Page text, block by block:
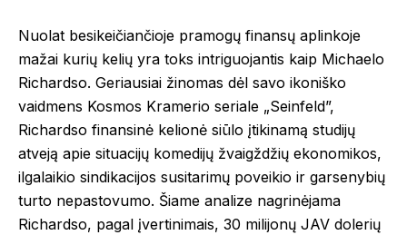
Nuolat besikeičiančioje pramogų finansų aplinkoje
mažai kurių kelių yra toks intriguojantis kaip Michaelo
Richardso. Geriausiai žinomas dėl savo ikoniško
vaidmens Kosmos Kramerio seriale „Seinfeld”,
Richardso finansinė kelionė siūlo įtikinamą studijų
atveją apie situacijų komedijų žvaigždžių ekonomikos,
ilgalaikio sindikacijos susitarimų poveikio ir garsenybių
turto nepastovumo. Šiame analize nagrinėjama
Richardso, pagal įvertinimais, 30 milijonų JAV dolerių